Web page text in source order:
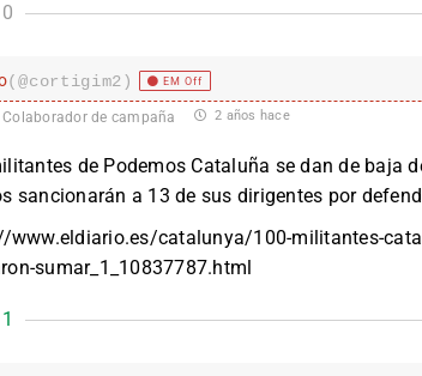
0
(@cortigim2) EM Off
Colaborador de campaña 2 años hace
de Podemos Cataluña se dan de baja
sancionarán a 13 de sus dirigentes por
www.eldiario.es/catalunya/100-militantes-
sumar_1_10837787.html
1